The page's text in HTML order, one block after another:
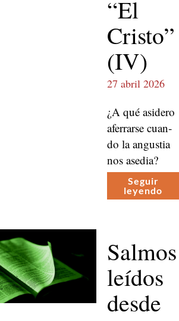
“El
Cristo”
(IV)
27 abril 2026
¿A qué asidero
afer­rarse cuan­
do la angus­tia
nos ase­dia?
Seguir
leyen­do
Salmos
leídos
desde